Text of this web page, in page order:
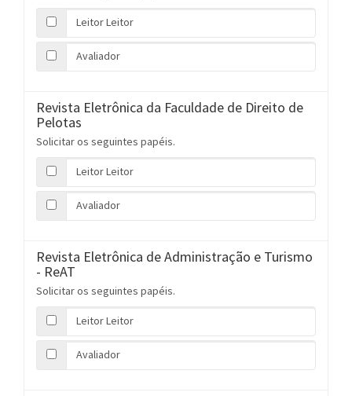
Leitor Leitor
Avaliador
Revista Eletrônica da Faculdade de Direito de
Pelotas
Solicitar os seguintes papéis.
Leitor Leitor
Avaliador
Revista Eletrônica de Administração e Turismo
- ReAT
Solicitar os seguintes papéis.
Leitor Leitor
Avaliador